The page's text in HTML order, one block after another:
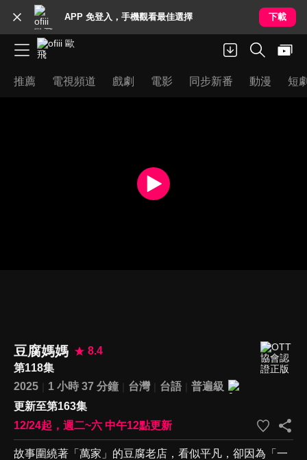
APP 免登入，手機觀看最佳選擇 下載
推薦 電視頻道 戲劇 電影 同步新番 動漫 短
豆腐媽媽
8.4
第118集
2025
1 小時 37 分鐘 台灣 台語
普遍級
更新至第163集
12/24起，週二~六 中午12點更新
故事圍繞著「萬家」的豆腐老店，看似平凡，卻因為「一